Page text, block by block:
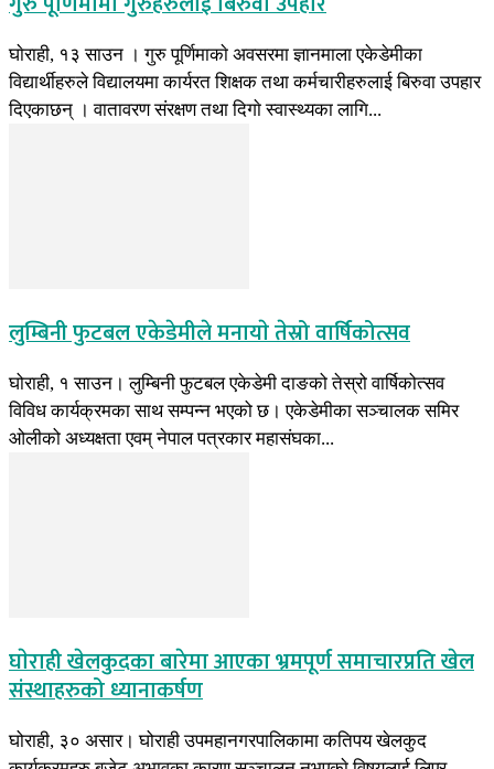
घाेराही, १३ साउन । गुरु पूर्णिमाकाे अवसरमा ज्ञानमाला एकेडेमीका
विद्यार्थीहरुले विद्यालयमा कार्यरत शिक्षक तथा कर्मचारीहरुलाई बिरुवा उपहार
दिएकाछन् । वातावरण संरक्षण तथा दिगाे स्वास्थ्यका लागि...
लुम्बिनी फुटबल एकेडेमीले मनायाे तेस्रो वार्षिकोत्सव
घोराही, १ साउन। लुम्बिनी फुटबल एकेडेमी दाङको तेस्रो वार्षिकोत्सव
विविध कार्यक्रमका साथ सम्पन्न भएको छ। एकेडेमीका सञ्चालक समिर
ओलीको अध्यक्षता एवम् नेपाल पत्रकार महासंघका...
घाेराही खेलकुदका बारेमा आएका भ्रमपूर्ण समाचारप्रति खेल
संस्थाहरुको ध्यानाकर्षण
घोराही, ३० असार। घोराही उपमहानगरपालिकामा कतिपय खेलकुद